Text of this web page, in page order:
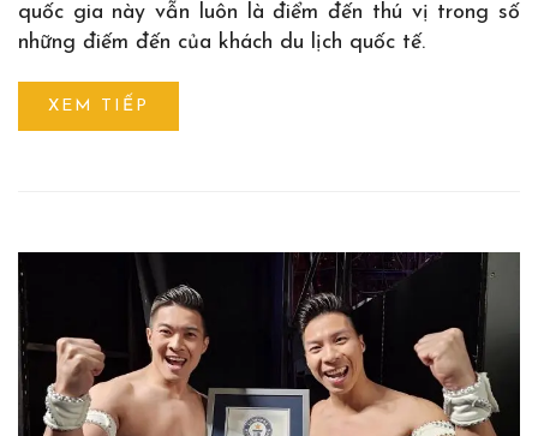
quốc gia này vẫn luôn là điểm đến thú vị trong số
những điếm đến của khách du lịch quốc tế.
XEM TIẾP